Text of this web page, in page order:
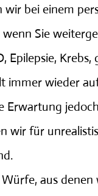
wir bei einem
Sie
Epilepsie,
immer wieder
Erwartung
wir für
aus